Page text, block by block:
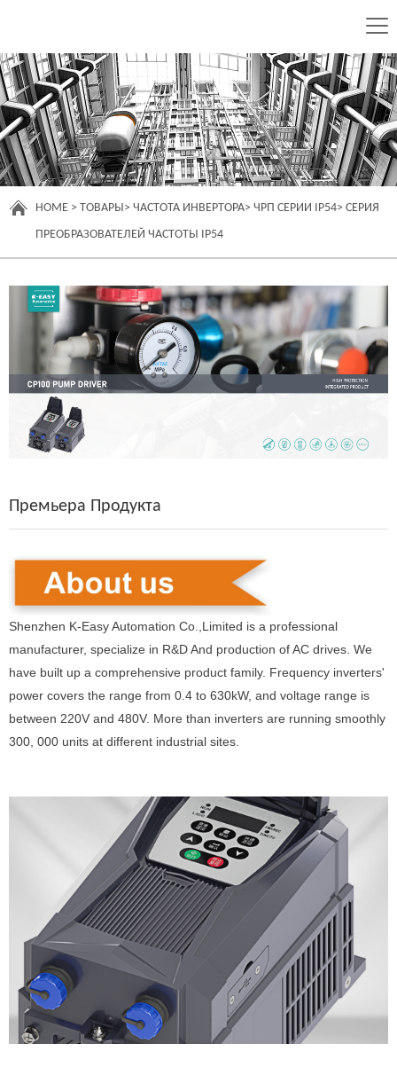
HOME > ТОВАРЫ> ЧАСТОТА ИНВЕРТОРА> ЧРП СЕРИИ IP54> СЕРИЯ
ПРЕОБРАЗОВАТЕЛЕЙ ЧАСТОТЫ IP54
Премьера Продукта
Shenzhen K-Easy Automation Co.,Limited is a professional
manufacturer, specialize in R&D And production of AC drives. We
have built up a comprehensive product family. Frequency inverters'
power covers the range from 0.4 to 630kW, and voltage range is
between 220V and 480V. More than inverters are running smoothly
300, 000 units at different industrial sites.